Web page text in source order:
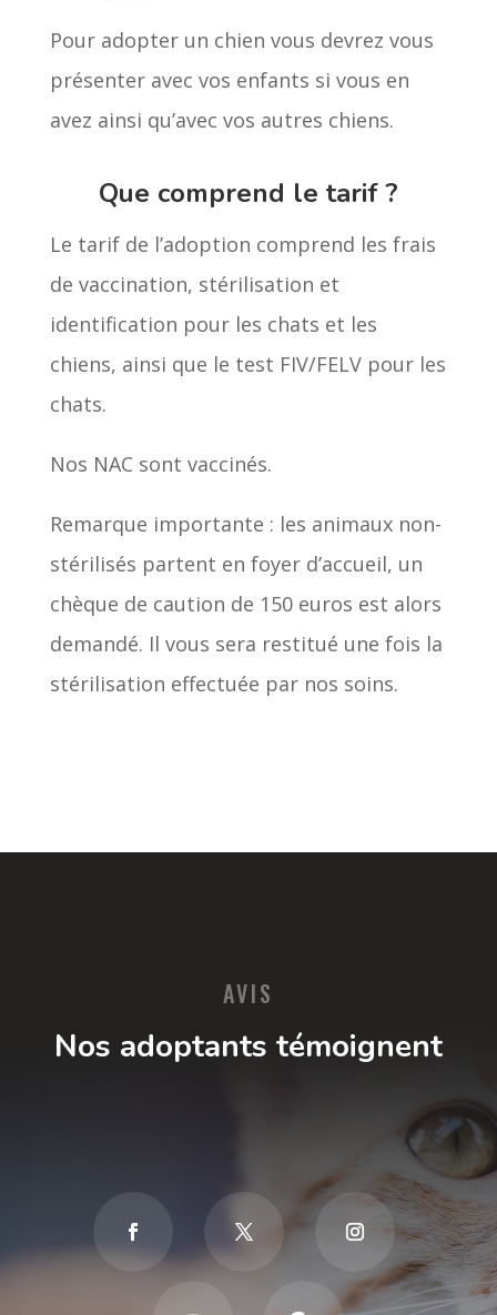
Pour adopter un chien vous devrez vous
présenter avec vos enfants si vous en
avez ainsi qu’avec vos autres chiens.
Que comprend le tarif ?
Le tarif de l’adoption comprend les frais
de vaccination, stérilisation et
identification pour les chats et les
chiens, ainsi que le test FIV/FELV pour les
chats.
Nos NAC sont vaccinés.
Remarque importante : les animaux non-
stérilisés partent en foyer d’accueil, un
chèque de caution de 150 euros est alors
demandé. Il vous sera restitué une fois la
stérilisation effectuée par nos soins.
AVIS
Nos adoptants témoignent